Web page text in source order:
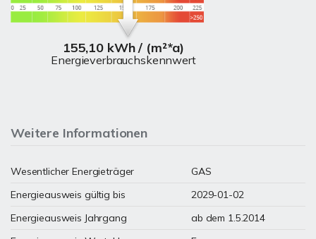
155,10 kWh / (m²*a)
Energieverbrauchskennwert
Weitere Informationen
Wesentlicher Energieträger
GAS
Energieausweis gültig bis
2029-01-02
Energieausweis Jahrgang
ab dem 1.5.2014